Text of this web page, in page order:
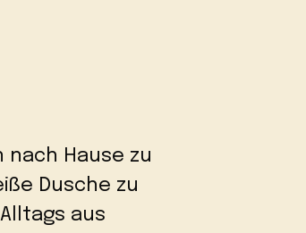
Hause zu
Dusche zu
aus